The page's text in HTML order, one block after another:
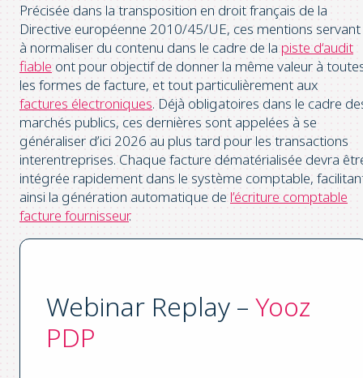
Précisée dans la transposition en droit français de la
Directive européenne 2010/45/UE, ces mentions servant
à normaliser du contenu dans le cadre de la piste d‘audit
fiable ont pour objectif de donner la même valeur à
les formes de facture, et tout particulièrement aux
factures électroniques. Déjà obligatoires dans le cadre
marchés publics, ces dernières sont appelées à se
généraliser d’ici 2026 au plus tard pour les transactions
interentreprises. Chaque facture dématérialisée devra
intégrée rapidement dans le système comptable,
ainsi la génération automatique de l’écriture comptable
facture fournisseur.
Webinar Replay – Yooz
PDP